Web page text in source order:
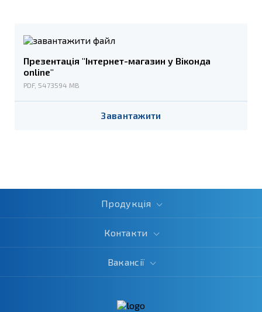
Презентація "Інтернет-магазин у Віконда
online"
PDF, 5473594 MB
Завантажити
Продукція
Контакти
Вакансії